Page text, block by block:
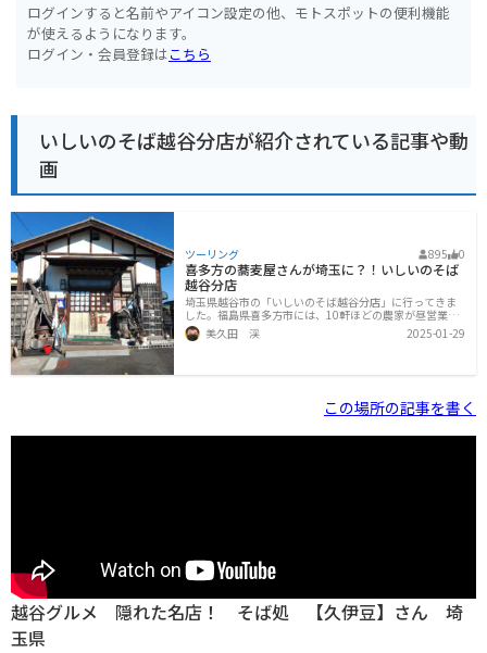
ログインすると名前やアイコン設定の他、モトスポットの便利機能
が使えるようになります。
ログイン・会員登録はこちら
いしいのそば越谷分店が紹介されている記事や動
画
ツーリング 895 0
喜多方の蕎麦屋さんが埼玉に？！いしいのそば
越谷分店
埼玉県越谷市の「いしいのそば越谷分店」に行ってきま
した。福島県喜多方市には、10軒ほどの農家が昼営業の
みで蕎麦を提供している「宮古そばの里」があります。
自分も以前ツーリングで訪れたことがありますが、国道4
グ（※既に閉鎖済）から、当時の思い出の一部です。そ
速バイクを走らせました。草加バイパスから少し入っ
た、住宅街のはずれの農地と物流センターの間に、お店
はありました。お店の前には車3台分の駐車スペースがあ
美久田 渓 2025-01-29
この場所の記事を書く
越谷グルメ 隠れた名店！ そば処 【久伊豆】さん 埼
玉県